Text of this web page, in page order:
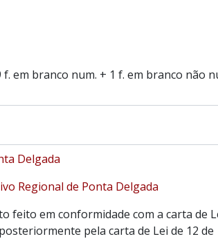
f. em branco num. + 1 f. em branco não
Delgada
Regional de Ponta Delgada
feito em conformidade com a carta de
pela carta de Lei de 12 de